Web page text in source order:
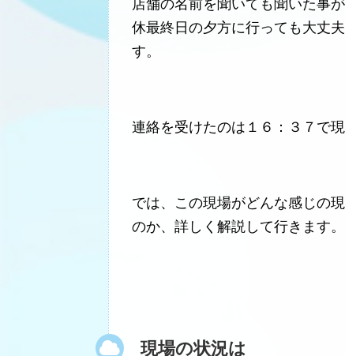
店舗の名前を聞いても聞いた事
休最終日の夕方に行っても大丈
す。
連絡を受けたのは１６：３７で
では、この現場がどんな感じの
のか、詳しく解説して行きます。
現場の状況は